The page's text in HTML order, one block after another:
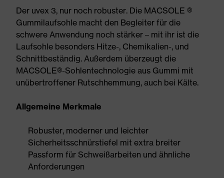
Der uvex 3, nur noch robuster. Die MACSOLE ®
Gummilaufsohle macht den Begleiter für die
schwere Anwendung noch stärker – mit ihr ist die
Laufsohle besonders Hitze-, Chemikalien-, und
Schnittbeständig. Außerdem überzeugt die
MACSOLE®-Sohlentechnologie aus Gummi mit
unübertroffener Rutschhemmung, auch bei Kälte.
Allgemeine Merkmale
Robuster, moderner und leichter
Sicherheitsschnürstiefel mit extra breiter
Passform für Schweißarbeiten und ähnliche
Anforderungen